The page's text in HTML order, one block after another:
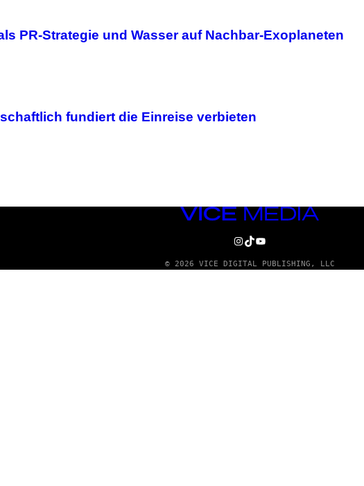
PR-Strategie und Wasser auf Nachbar-Exoplaneten
fundiert die Einreise verbieten
VICE
INSTAGRAM
TIKTOK
YOUTUBE
© 2026 VICE DIGITAL PUBLISHING, LLC